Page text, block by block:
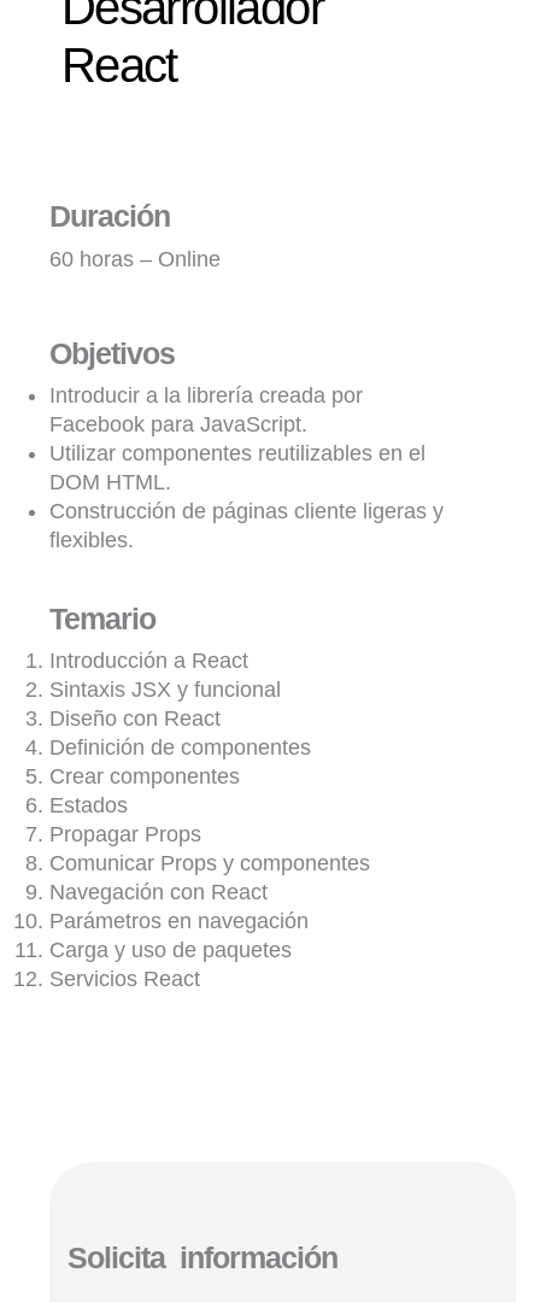
React
Duración
60 horas – Online
Objetivos
Introducir a la librería creada por
Facebook para JavaScript.
Utilizar componentes reutilizables en el
DOM HTML.
Construcción de páginas cliente ligeras y
flexibles.
Temario
Introducción a React
Sintaxis JSX y funcional
Diseño con React
Definición de componentes
Crear componentes
Estados
Propagar Props
Comunicar Props y componentes
Navegación con React
Parámetros en navegación
Carga y uso de paquetes
Servicios React
Solicita información